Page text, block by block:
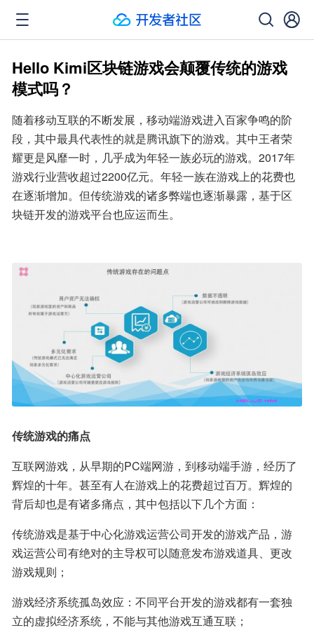
Hello Kimi区块链游戏会颠覆传统的游戏
模式吗？
随着移动互联的不断发展，移动端游戏进入百家争鸣的阶
段，其中最具代表性的就是腾讯旗下的游戏。其中王者荣
耀更是风靡一时，几乎成为年轻一族必玩的游戏。2017年
游戏行业营收超过2200亿元。年轻一族在游戏上的花费也
在逐渐增加。但传统游戏的诸多弊端也逐渐暴露，基于区
块链开发的游戏平台也应运而生。
传统游戏的痛点
互联网游戏，从早期的PC端网游，到移动端手游，经历了
辉煌的十年。甚至有人在游戏上的花费超过百万。辉煌的
背后却也是有诸多痛点，其中包括以下几个方面：
传统游戏是基于中心化游戏运营公司开发的游戏产品，游
戏运营公司有绝对的主导权可以随意发布游戏道具、更改
游戏规则；
游戏经济系统孤岛效应：不同平台开发的游戏都有一套独
立的虚拟经济系统，不能与其他游戏互通互联；